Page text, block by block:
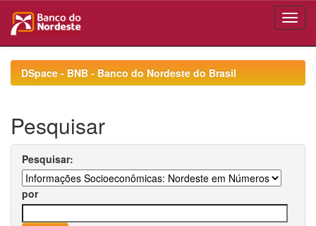
navigationDSpace - BNB - Banco do Nordeste do Brasil
Pesquisar
Pesquisar:
por